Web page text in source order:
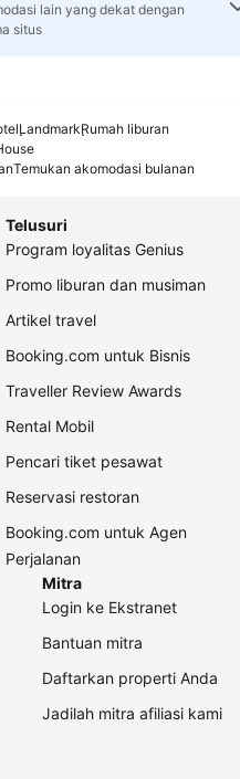
lain yang dekat dengan
situs
LandmarkRumah liburan
Temukan akomodasi bulanan
Telusuri
Program loyalitas Genius
Promo liburan dan musiman
Artikel travel
Booking.com untuk Bisnis
Traveller Review Awards
Rental Mobil
Pencari tiket pesawat
Reservasi restoran
Booking.com untuk Agen
Perjalanan
Mitra
Login ke Ekstranet
Bantuan mitra
Daftarkan properti Anda
Jadilah mitra afiliasi kami